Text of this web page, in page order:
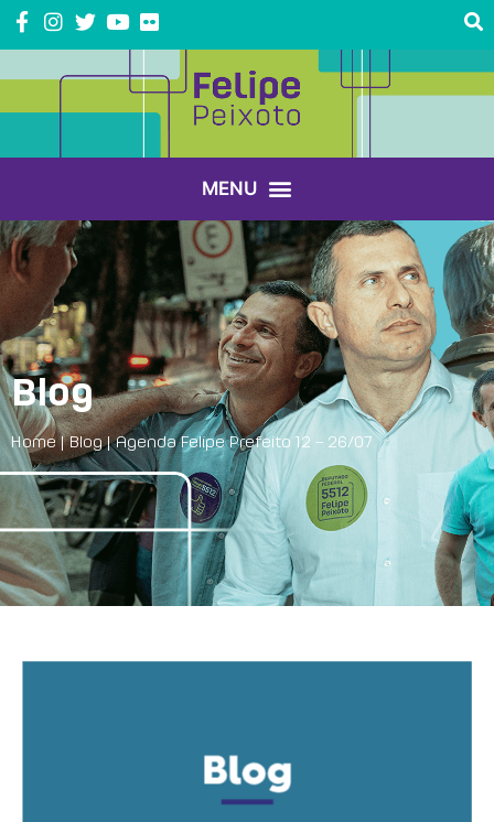
Blog
Home|Blog|Agenda Felipe Prefeito 12 – 26/07